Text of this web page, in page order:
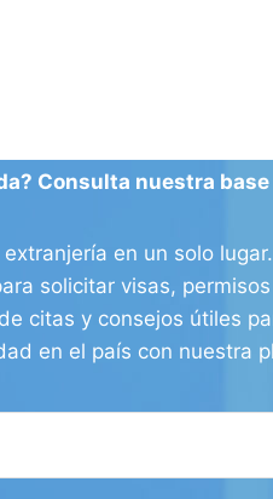
Consulta nuestra
en un solo
solicitar visas,
citas y consejos útiles
en el país con nuestra